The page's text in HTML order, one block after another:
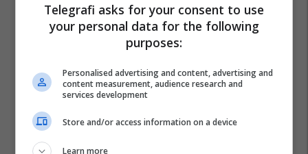
Telegrafi asks for your consent to use
your personal data for the following
purposes:
Personalised advertising and content, advertising and
content measurement, audience research and
services development
Store and/or access information on a device
Learn more